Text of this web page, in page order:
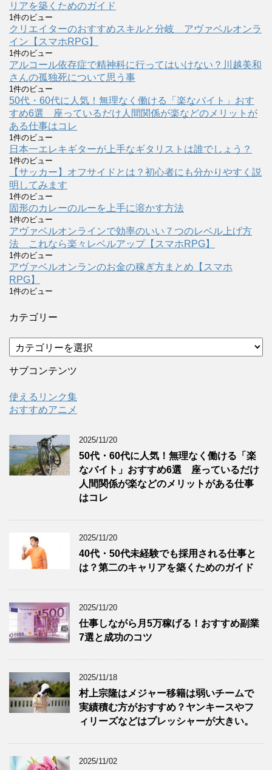
リアを築くためのガイド
1件のビュー
クリエイターのおすすめスキルと分岐 アヴァベルオンラ
イン【スマホRPG】
1件のビュー
アルコール依存症で精神科に行ってはいけない？川越美和
さんの孤独死について思う事
1件のビュー
50代・60代に人気！無理なく働ける「楽なバイト」おす
すめ6選 座っているだけ人間関係が楽などのメリットが
ある仕事はコレ
1件のビュー
日本一エレキギターが上手なギタリストは誰でしょう？
1件のビュー
【サッカー】オフサイドとは？初心者にも分かりやすく説
明してみます
1件のビュー
固形のカレーのルーを上手に溶かす方法
1件のビュー
アヴァベルオンラインで効率のいい７つのレベル上げ方
法 これなら楽々レベルアップ【スマホRPG】
1件のビュー
アヴァベルオンランのお金の稼ぎ方まとめ【スマホ
RPG】
1件のビュー
カテゴリー
テ
ゴ
ー
サブコンテンツ
使えるリンク集
おすすめアニメ
2025/11/20
50代・60代に人気！無理なく働ける「楽
なバイト」おすすめ6選 座っているだけ
人間関係が楽などのメリットがある仕事
はコレ
2025/11/20
40代・50代未経験でも採用される仕事と
は？第二のキャリアを築くためのガイド
2025/11/20
仕事しながら月5万稼げる！おすすめ副業
7選と成功のコツ
2025/11/18
村上宗隆はメジャー移籍は弱いチームで
実績積む方がおすすめ？ヤンキースやフ
ィリーズなどはプレッシャーが大きい。
2025/11/02